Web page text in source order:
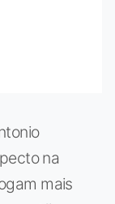
na
mais